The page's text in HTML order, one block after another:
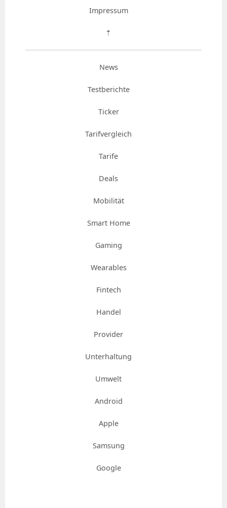
Impressum
⇡
News
Testberichte
Ticker
Tarifvergleich
Tarife
Deals
Mobilität
Smart Home
Gaming
Wearables
Fintech
Handel
Provider
Unterhaltung
Umwelt
Android
Apple
Samsung
Google